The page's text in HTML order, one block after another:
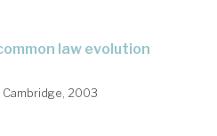
law evolution
2003